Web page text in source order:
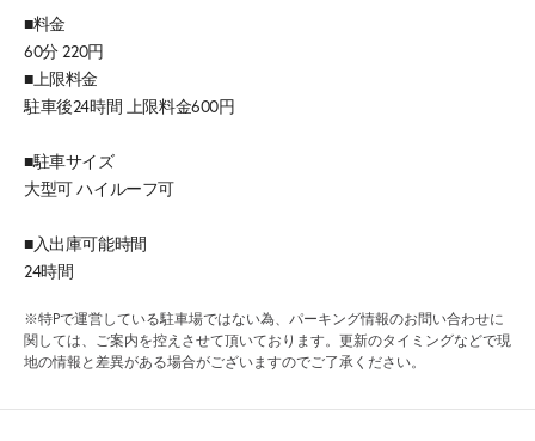
■料金
60分 220円
■上限料金
駐車後24時間 上限料金600円
■駐車サイズ
大型可 ハイルーフ可
■入出庫可能時間
24時間
※特Pで運営している駐車場ではない為、パーキング情報のお問い合わせに
関しては、ご案内を控えさせて頂いております。更新のタイミングなどで現
地の情報と差異がある場合がございますのでご了承ください。